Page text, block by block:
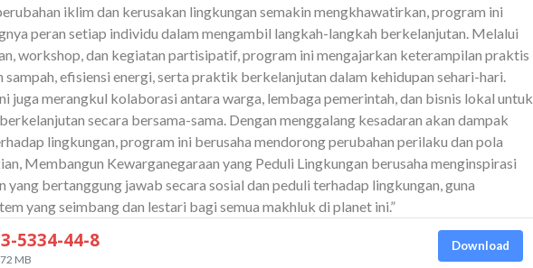
iklim dan kerusakan lingkungan semakin mengkhawatirkan, program ini
peran setiap individu dalam mengambil langkah-langkah berkelanjutan. Melalui
workshop, dan kegiatan partisipatif, program ini mengajarkan keterampilan praktis
sampah, efisiensi energi, serta praktik berkelanjutan dalam kehidupan sehari-hari.
juga merangkul kolaborasi antara warga, lembaga pemerintah, dan bisnis lokal untuk
secara bersama-sama. Dengan menggalang kesadaran akan dampak
lingkungan, program ini berusaha mendorong perubahan perilaku dan pola
Membangun Kewarganegaraan yang Peduli Lingkungan berusaha menginspirasi
yang bertanggung jawab secara sosial dan peduli terhadap lingkungan, guna
yang seimbang dan lestari bagi semua makhluk di planet ini.”
5334-44-8
MB
Download